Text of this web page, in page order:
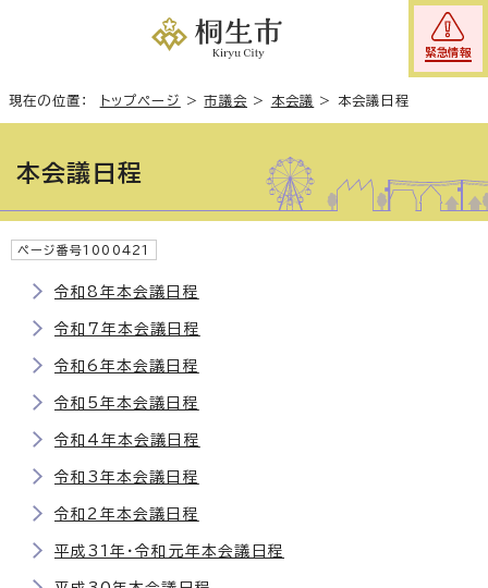
緊急情報
現在の位置： トップページ >市議会 > 本会議 > 本会議日程
本会議日程
ページ番号1000421
令和8年本会議日程
令和7年本会議日程
令和6年本会議日程
令和5年本会議日程
令和4年本会議日程
令和3年本会議日程
令和2年本会議日程
平成31年・令和元年本会議日程